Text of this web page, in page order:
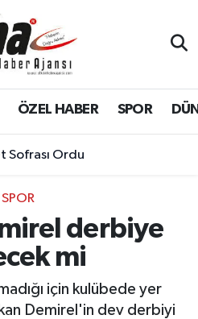
ÖZEL HABER SPOR
Sofrası Ordu
SPOR
derbiye
mi
için kulübede yer
Demirel'in dev derbiyi
ve Fikstür